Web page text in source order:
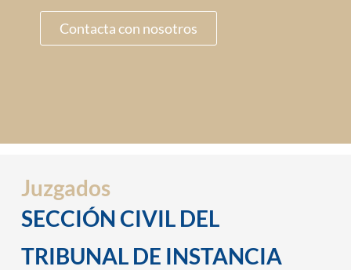
Contacta con nosotros
Juzgados
SECCIÓN CIVIL DEL
TRIBUNAL DE INSTANCIA